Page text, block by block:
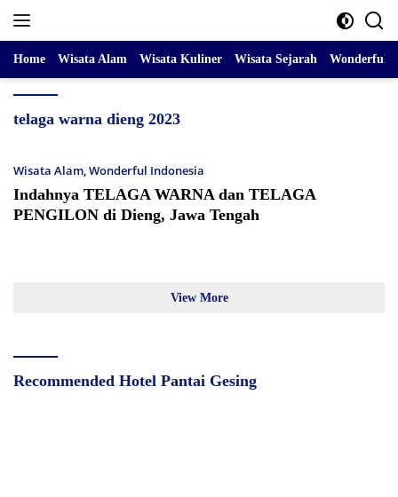
Home Wisata Alam Wisata Kuliner Wisata Sejarah Wonderful
telaga warna dieng 2023
Wisata Alam,Wonderful Indonesia
Indahnya TELAGA WARNA dan TELAGA
PENGILON di Dieng, Jawa Tengah
View More
Recommended Hotel Pantai Gesing